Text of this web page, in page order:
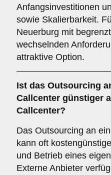
Anfangsinvestitionen
sowie Skalierbarkeit.
Neuerburg mit
wechselnden
attraktive Option.
Ist das Outsourcing
Callcenter günstiger
Callcenter?
Das Outsourcing an
kann oft
und Betrieb eines
Externe Anbieter